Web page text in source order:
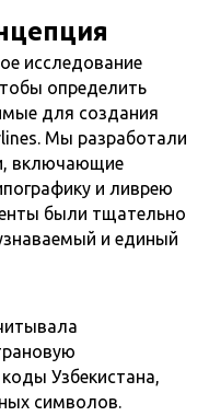
исследование
определить
для создания
Мы разработали
включающие
и ливрею
были тщательно
и единый
Узбекистана,
символов.